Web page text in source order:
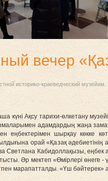
вечер
историко-краеведческий
Ақсу тарихи-өлкетану
адамдардың жаңа
еңбектерімен шырқау көкке
орай «Қазақ
Светлана Кабидоллақызы,
Әр мектеп «Өмірлері
марапатталды. «Үш бәйтерек»